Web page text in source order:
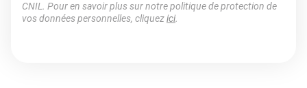
CNIL. Pour en savoir plus sur notre politique de protection de
vos données personnelles, cliquezici.